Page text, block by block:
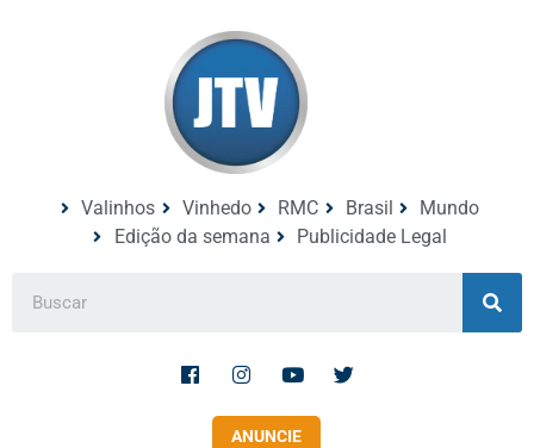
Valinhos Vinhedo RMC Brasil
Mundo
Edição da semana
Publicidade Legal
ANUNCIE